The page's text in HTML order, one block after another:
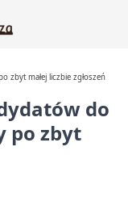
zbyt małej liczbie zgłoszeń
do
po zbyt